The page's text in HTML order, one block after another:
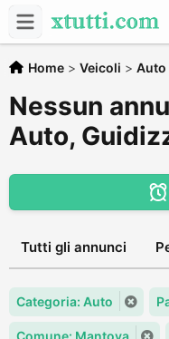
Home > Veicoli > Auto
Nessun
Auto,
Tutti gli annunci
Categoria: Auto
Comune: Mantova